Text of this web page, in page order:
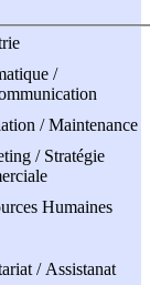
/
/ Maintenance
/ Stratégie
Humaines
/ Assistanat